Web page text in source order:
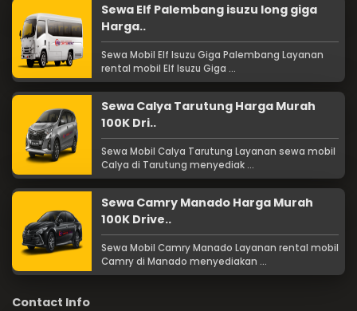
Sewa Elf Palembang isuzu long giga
Harga..
Sewa Mobil Elf Isuzu Giga Palembang Layanan
rental mobil Elf Isuzu Giga ...
Sewa Calya Tarutung Harga Murah
100K Dri..
Sewa Mobil Calya Tarutung Layanan sewa mobil
Calya di Tarutung menyediak ...
Sewa Camry Manado Harga Murah
100K Drive..
Sewa Mobil Camry Manado Layanan rental mobil
Camry di Manado menyediakan ...
Contact Info